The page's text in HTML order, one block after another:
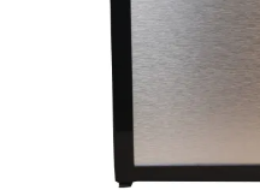
Fritid/Sikkerhet
Båtpleie/Opplag